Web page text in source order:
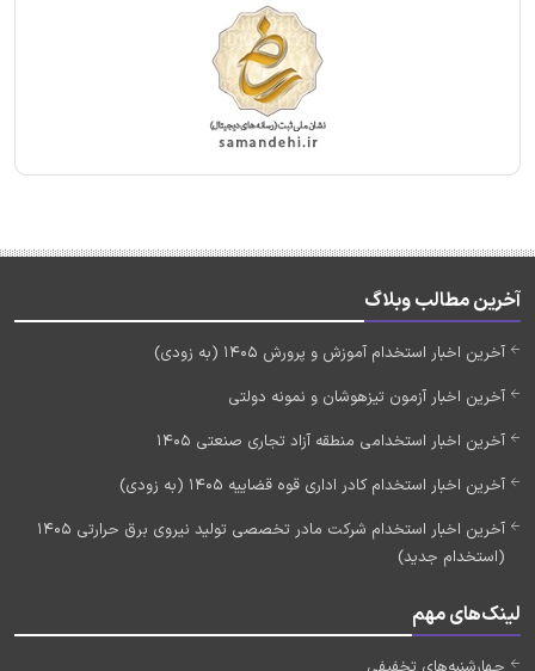
آخرین مطالب وبلاگ
آخرین اخبار استخدام آموزش و پرورش 1405 (به زودی)
آخرین اخبار آزمون تیزهوشان و نمونه دولتی
آخرین اخبار استخدامی منطقه آزاد تجاری صنعتی 1405
آخرین اخبار استخدام کادر اداری قوه قضاییه 1405 (به زودی)
آخرین اخبار استخدام شرکت مادر تخصصی تولید نیروی برق حرارتی 1405
(استخدام جدید)
لینک‌های مهم